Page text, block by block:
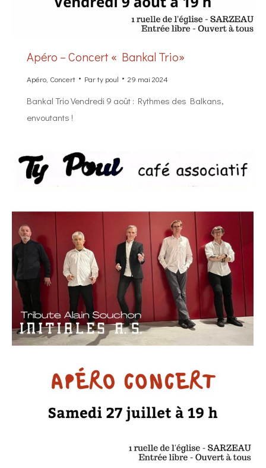
Apéro – Concert « Bankal Trio»
Apéro Concert Party poul 29 mai 2024
Bankal Trio Vendredi 9 août : Rythmes des Balkans,
envoutants !